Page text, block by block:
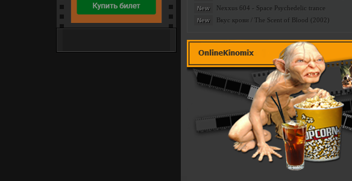
ТОПы|Добавил: kinomix|Дата: 09.04.2016
New Nexxus 604 - Space Psychedelic trance
New Вкус крови / The Scent of Blood (2002)